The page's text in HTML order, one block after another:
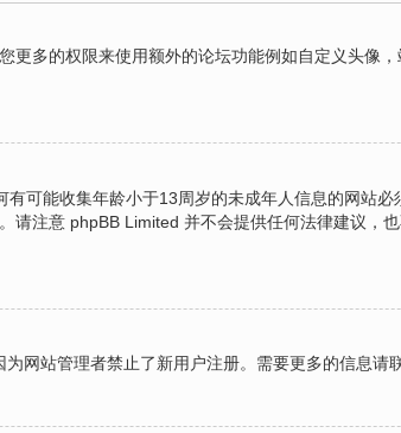
多的权限来使用额外的论坛功能例如自定义头像
可能收集年龄小于13周岁的未成年人信息的网站
注意 phpBB Limited 并不会提供任何法律建议，
网站管理者禁止了新用户注册。需要更多的信息请